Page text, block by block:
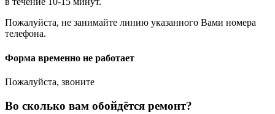
Пожалуйста, не занимайте линию указанного Вами номера
телефона.
Форма временно не работает
Пожалуйста, звоните
Во сколько вам обойдётся ремонт?